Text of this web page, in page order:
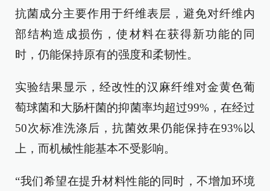
抗菌成分主要作用于纤维表层，避免对纤维内
部结构造成损伤，使材料在获得新功能的同
时，仍能保持原有的强度和柔韧性。
实验结果显示，经改性的汉麻纤维对金黄色葡
萄球菌和大肠杆菌的抑菌率均超过99%，在经过
50次标准洗涤后，抗菌效果仍能保持在93%以
上，而机械性能基本不受影响。
“我们希望在提升材料性能的同时，不增加环境